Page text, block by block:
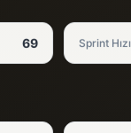
69 Sprint Hızı